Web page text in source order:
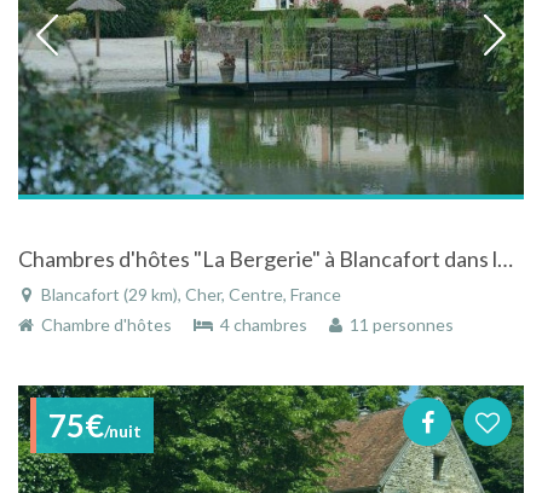
Chambres d'hôtes "La Bergerie" à Blancafort dans le Cher - Centre
Blancafort (29 km), Cher, Centre, France
Chambre d'hôtes
4 chambres 11 personnes
75€/nuit